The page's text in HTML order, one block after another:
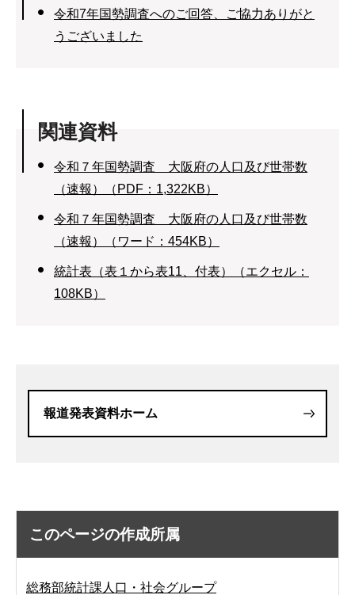
令和7年国勢調査へのご回答、ご協力ありがと
うございました
関連資料
令和７年国勢調査 大阪府の人口及び世帯数
（速報）（PDF：1,322KB）
令和７年国勢調査 大阪府の人口及び世帯数
（速報）（ワード：454KB）
統計表（表１から表11、付表）（エクセル：
108KB）
報道発表資料ホーム
このページの作成所属
総務部統計課人口・社会グループ